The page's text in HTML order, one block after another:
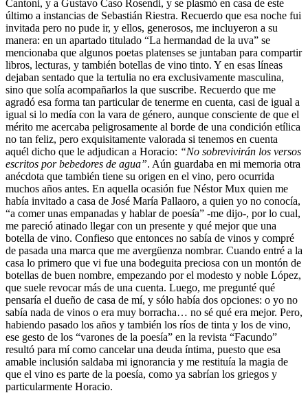
Cantoni, y a Gustavo Caso Rosendi, y se plasmó en casa de este
último a instancias de Sebastián Riestra. Recuerdo que esa noche fui
invitada pero no pude ir, y ellos, generosos, me incluyeron a su
manera: en un apartado titulado “La hermandad de la uva” se
mencionaba que algunos poetas platenses se juntaban para compartir
libros, lecturas, y también botellas de vino tinto. Y en esas líneas
dejaban sentado que la tertulia no era exclusivamente masculina,
sino que solía acompañarlos la que suscribe. Recuerdo que me
agradó esa forma tan particular de tenerme en cuenta, casi de igual a
igual si lo medía con la vara de género, aunque consciente de que el
mérito me acercaba peligrosamente al borde de una condición etílica
no tan feliz, pero exquisitamente valorada si tenemos en cuenta
aquél dicho que le adjudican a Horacio: “No sobrevivirán los versos
escritos por bebedores de agua”. Aún guardaba en mi memoria otra
anécdota que también tiene su origen en el vino, pero ocurrida
muchos años antes. En aquella ocasión fue Néstor Mux quien me
había invitado a casa de José María Pallaoro, a quien yo no conocía,
“a comer unas empanadas y hablar de poesía” -me dijo-, por lo cual,
me pareció atinado llegar con un presente y qué mejor que una
botella de vino. Confieso que entonces no sabía de vinos y compré
de pasada una marca que me avergüenza nombrar. Cuando entré a la
casa lo primero que vi fue una bodeguita preciosa con un montón de
botellas de buen nombre, empezando por el modesto y noble López,
que suele revocar más de una cuenta. Luego, me pregunté qué
pensaría el dueño de casa de mí, y sólo había dos opciones: o yo no
sabía nada de vinos o era muy borracha… no sé qué era mejor. Pero,
habiendo pasado los años y también los ríos de tinta y los de vino,
ese gesto de los “varones de la poesía” en la revista “Facundo”
resultó para mí como cancelar una deuda íntima, puesto que esa
amable inclusión saldaba mi ignorancia y me restituía la magia de
que el vino es parte de la poesía, como ya sabrían los griegos y
particularmente Horacio.